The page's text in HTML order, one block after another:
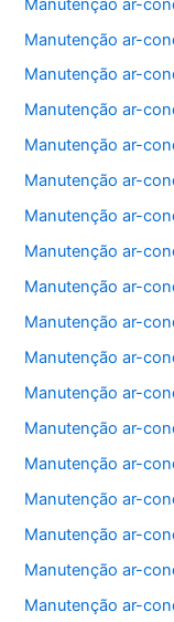
Manutenção ar-
Manutenção ar-
Manutenção ar-
Manutenção ar-
Manutenção ar-
Manutenção ar-
Manutenção ar-
Manutenção ar-
Manutenção ar-
Manutenção ar-
Manutenção ar-
Manutenção ar-
Manutenção ar-
Manutenção ar-
Manutenção ar-
Manutenção ar-
Manutenção ar-